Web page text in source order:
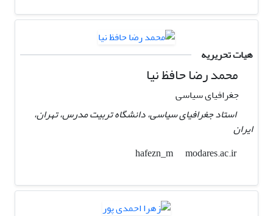
هیات تحریریه
محمد رضا حافظ نیا
جغرافیای سیاسی
استاد جغرافیای سیاسی، دانشگاه تربیت مدرس، تهران،
ایران
hafezn_m
modares.ac.ir